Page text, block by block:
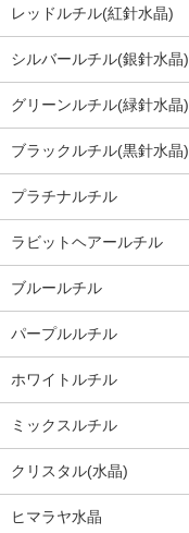
レッドルチル(紅針水晶)
シルバールチル(銀針水晶)
グリーンルチル(緑針水晶)
ブラックルチル(黒針水晶)
プラチナルチル
ラビットヘアールチル
ブルールチル
パープルルチル
ホワイトルチル
ミックスルチル
クリスタル(水晶)
ヒマラヤ水晶